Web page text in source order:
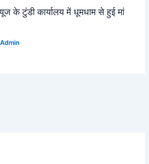
के टुंडी कार्यालय में धूमधाम से हुई मां
Admin